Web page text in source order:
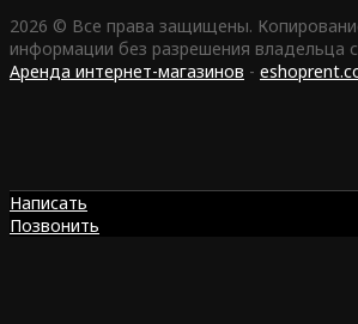
2026 © Все права защищены.
информации без разрешения владельца
Аренда интернет-магазинов -
Написать
Позвонить